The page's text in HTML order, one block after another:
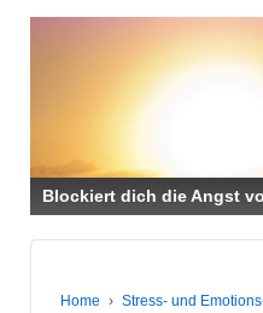
Blockiert dich die Angst
Home › Stress- und